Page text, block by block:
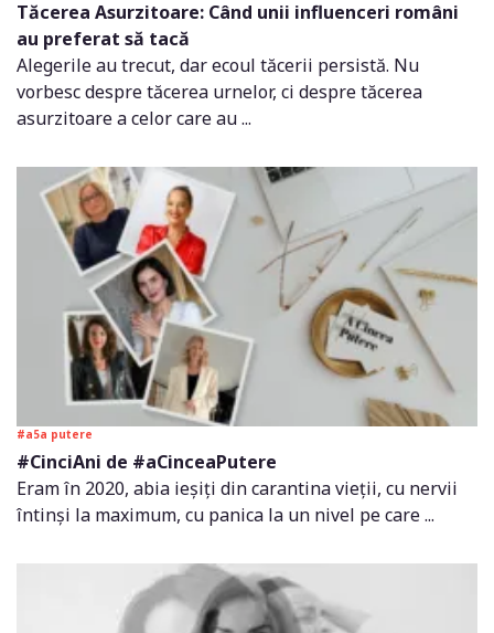
Tăcerea Asurzitoare: Când unii influenceri români
au preferat să tacă
Alegerile au trecut, dar ecoul tăcerii persistă. Nu
vorbesc despre tăcerea urnelor, ci despre tăcerea
asurzitoare a celor care au ...
#a5a putere
#CinciAni de #aCinceaPutere
Eram în 2020, abia ieșiți din carantina vieții, cu nervii
întinși la maximum, cu panica la un nivel pe care ...